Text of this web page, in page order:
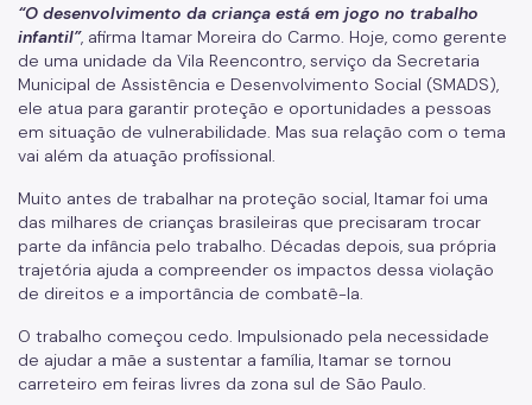
Imigrantes
Programa Cidade Protetora
Operação Altas Temperaturas (OAT)
Operação Baixas Temperaturas (OBT)
Coordenadoria de Gestão de Benefícios
Transferência de Renda
Programa Bolsa Família
Renda Mínima
Benefício de Prestação Continuada (BPC)
“O desenvolvimento da criança está em jogo no trabalho
infantil”, afirma Itamar Moreira do Carmo. Hoje, como gerente
de uma unidade da Vila Reencontro, serviço da Secretaria
Municipal de Assistência e Desenvolvimento Social (SMADS),
ele atua para garantir proteção e oportunidades a pessoas
em situação de vulnerabilidade. Mas sua relação com o tema
vai além da atuação profissional.
Muito antes de trabalhar na proteção social, Itamar foi uma
das milhares de crianças brasileiras que precisaram trocar
parte da infância pelo trabalho. Décadas depois, sua própria
trajetória ajuda a compreender os impactos dessa violação
de direitos e a importância de combatê-la.
O trabalho começou cedo. Impulsionado pela necessidade
de ajudar a mãe a sustentar a família, Itamar se tornou
carreteiro em feiras livres da zona sul de São Paulo.